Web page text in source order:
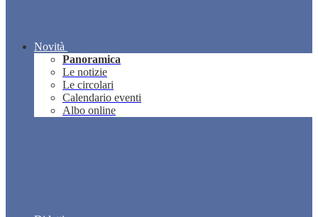
Novità
Panoramica
Le notizie
Le circolari
Calendario eventi
Albo online